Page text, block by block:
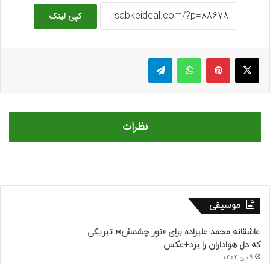
کپی لینک
ایکس پینتریستواتس آپ تلگرام
نظرات
موسیقی
عاشقانه محمد علیزاده برای «نور چشمش»؛ تبریکی
که دل هواداران را برد+عکس
9 دی 1404